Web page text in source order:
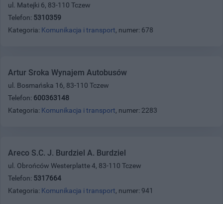
ul. Matejki 6, 83-110 Tczew
Telefon: 5310359
Kategoria: Komunikacja i transport, numer: 678
Artur Sroka Wynajem Autobusów
ul. Bosmańska 16, 83-110 Tczew
Telefon: 600363148
Kategoria: Komunikacja i transport, numer: 2283
Areco S.C. J. Burdziel A. Burdziel
ul. Obrońców Westerplatte 4, 83-110 Tczew
Telefon: 5317664
Kategoria: Komunikacja i transport, numer: 941